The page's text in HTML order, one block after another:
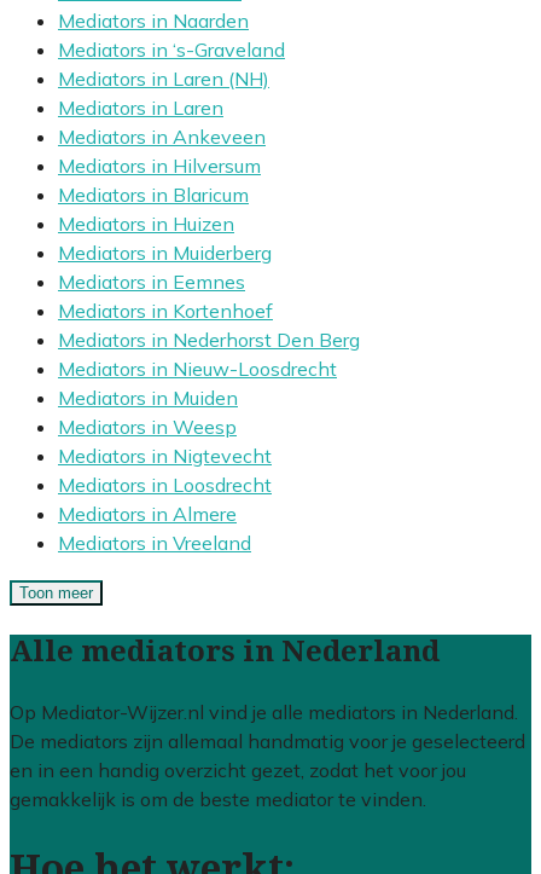
Mediators in Naarden
Mediators in ‘s-Graveland
Mediators in Laren (NH)
Mediators in Laren
Mediators in Ankeveen
Mediators in Hilversum
Mediators in Blaricum
Mediators in Huizen
Mediators in Muiderberg
Mediators in Eemnes
Mediators in Kortenhoef
Mediators in Nederhorst Den Berg
Mediators in Nieuw-Loosdrecht
Mediators in Muiden
Mediators in Weesp
Mediators in Nigtevecht
Mediators in Loosdrecht
Mediators in Almere
Mediators in Vreeland
Toon meer
Alle mediators in Nederland
Op Mediator-Wijzer.nl vind je alle mediators in Nederland.
De mediators zijn allemaal handmatig voor je geselecteerd
en in een handig overzicht gezet, zodat het voor jou
gemakkelijk is om de beste mediator te vinden.